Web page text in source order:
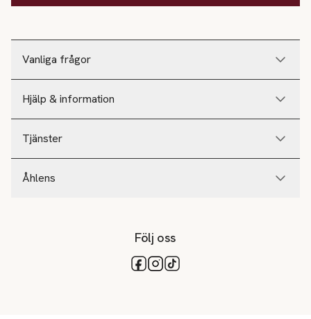
Vanliga frågor
Hjälp & information
Tjänster
Åhlens
Följ oss